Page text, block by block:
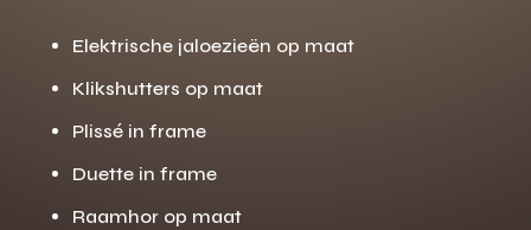
Elektrische jaloezieën op maat
Klikshutters op maat
Plissé in frame
Duette in frame
Raamhor op maat